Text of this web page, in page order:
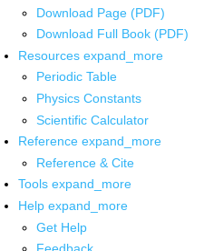
Download Page (PDF)
Download Full Book (PDF)
Resources expand_more
Periodic Table
Physics Constants
Scientific Calculator
Reference expand_more
Reference & Cite
Tools expand_more
Help expand_more
Get Help